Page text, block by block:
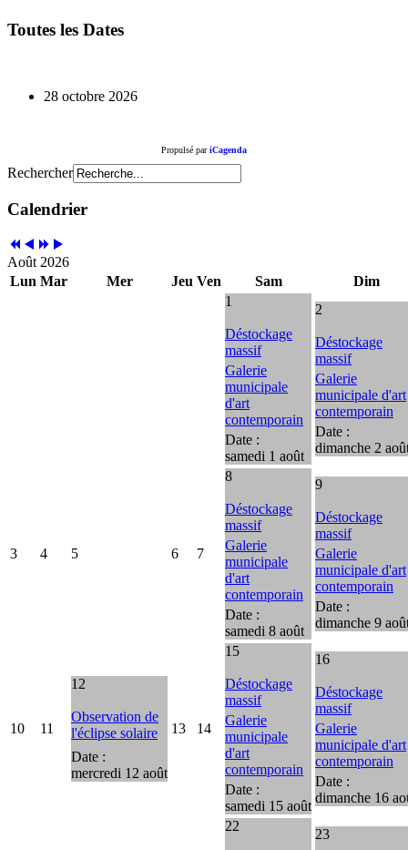
Toutes les Dates
28 octobre 2026
Propulsé pariCagenda
Rechercher
Calendrier
Août 2026
Lun Mar Mer Jeu Ven Sam
Dim
1
Déstockage
massif
Galerie
municipale
d'art
contemporain
Date :
samedi 1 août
2
Déstockage
massif
Galerie
municipale d'art
contemporain
Date :
dimanche 2
3 4 5 6 7
8
Déstockage
massif
Galerie
municipale
d'art
contemporain
Date :
samedi 8 août
9
Déstockage
massif
Galerie
municipale d'art
contemporain
Date :
dimanche 9
10 11
12
Observation de
l'éclipse solaire
Date :
mercredi 12 août
13 14
15
Déstockage
massif
Galerie
municipale
d'art
contemporain
Date :
samedi 15 août
16
Déstockage
massif
Galerie
municipale d'art
contemporain
Date :
dimanche 16
22
23